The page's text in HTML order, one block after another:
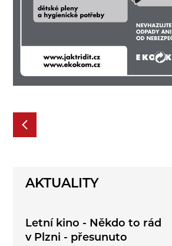
AKTUALITY
Letní kino - Někdo to rád
v Plzni - přesunuto